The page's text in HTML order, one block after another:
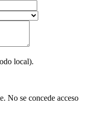
local).
No se concede acceso